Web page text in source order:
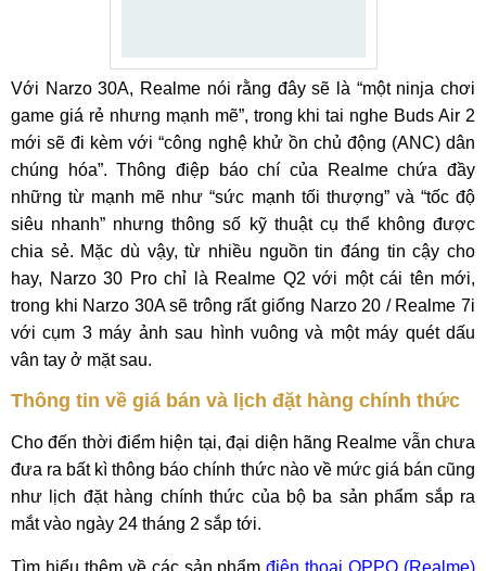
Với Narzo 30A, Realme nói rằng đây sẽ là “một ninja chơi
game giá rẻ nhưng mạnh mẽ”, trong khi tai nghe Buds Air 2
mới sẽ đi kèm với “công nghệ khử ồn chủ động (ANC) dân
chúng hóa”. Thông điệp báo chí của Realme chứa đầy
những từ mạnh mẽ như “sức mạnh tối thượng” và “tốc độ
siêu nhanh” nhưng thông số kỹ thuật cụ thể không được
chia sẻ. Mặc dù vậy, từ nhiều nguồn tin đáng tin cậy cho
hay, Narzo 30 Pro chỉ là Realme Q2 với một cái tên mới,
trong khi Narzo 30A sẽ trông rất giống Narzo 20 / Realme 7i
với cụm 3 máy ảnh sau hình vuông và một máy quét dấu
vân tay ở mặt sau.
Thông tin về giá bán và lịch đặt hàng chính thức
Cho đến thời điểm hiện tại, đại diện hãng Realme vẫn chưa
đưa ra bất kì thông báo chính thức nào về mức giá bán cũng
như lịch đặt hàng chính thức của bộ ba sản phẩm sắp ra
mắt vào ngày 24 tháng 2 sắp tới.
Tìm hiểu thêm về các sản phẩmđiện thoại OPPO (Realme)